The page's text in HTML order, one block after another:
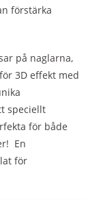
förstärka
på naglarna,
3D effekt med
speciellt
för både
En
för